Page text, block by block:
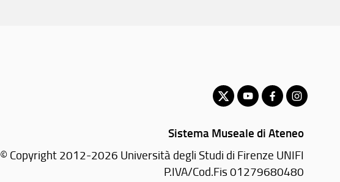
Sistema Museale di Ateneo
© Copyright 2012-2026 Università degli Studi di Firenze UNIFI
P.IVA/Cod.Fis 01279680480